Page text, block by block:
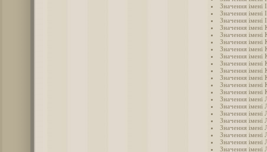
Значення імені
Значення імені
Значення імені
Значення імені
Значення імені
Значення імені
Значення імені
Значення імені
Значення імені
Значення імені
Значення імені
Значення імені
Значення імені
Значення імені
Значення імені
Значення імені
Значення імені
Значення імені
Значення імені
Значення імені
Значення імені